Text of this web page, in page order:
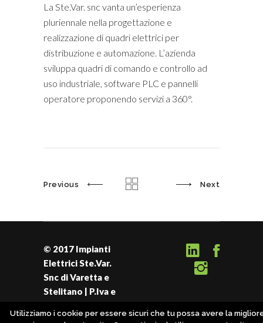
La Ste.Var. snc vanta un’esperienza
pluriennale nella progettazione e
realizzazione di quadri elettrici per
distribuzione e automazione. L’azienda
sviluppa quadri di comando e controllo ad
uso industriale, software PLC e pannelli
operatore proponendo servizi a 360°.
Previous Next
© 2017 Impianti
Elettrici Ste.Var.
Snc di Varetta e
Stelitano | P.Iva e
Privacy Policy|
Utilizziamo i cookie per essere sicuri che tu possa avere la